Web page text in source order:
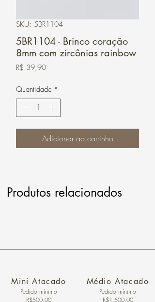
SKU: 5BR1104
5BR1104 - Brinco coração
8mm com zircônias rainbow
R$ 39,90Preço
Quantidade *
Adicionar ao carrinho
Produtos relacionados
Mini Atacado
Pedido ​mínimo
R$500,00
Médio Atacado
Pedido mínimo
R$1.500,00